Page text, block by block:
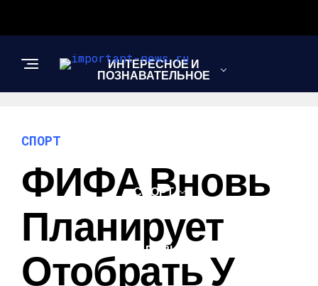
ИНТЕРЕСНОЕ И
ПОЗНАВАТЕЛЬНОЕ
СПОРТ
ШОУ-БИЗНЕС
СПОРТ
ФИФА Вновь
Планирует
Отобрать У